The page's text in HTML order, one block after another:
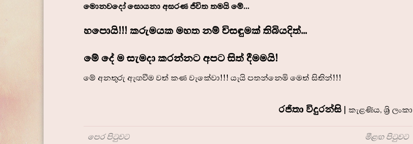
මොනවදෝ සොයනා අසරණ ජීවිත තමයි මේ...
හපොයි!!! කරුමයක මහත නම් විසඳුමක් තිබියදිත්...
මේ දේ ම සැමදා කරන්නට අපට සිත් දීමමයි!
මේ අනතුරු ඇඟවීම වත් කණ වැකේවා!!! යැයි පතන්නෙමි මෙත් සිතින්!!!
රජිතා විදුරන්සි | කැළණිය, ශ්‍රි ලංකා
පෙර පිටුවට
මීළඟ පිටුවට